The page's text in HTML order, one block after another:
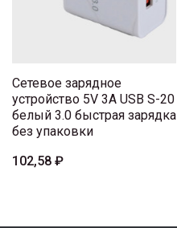
Сетевое зарядное
устройство 5V 3A USB S-20
белый 3.0 быстрая зарядка
без упаковки
102,58 ₽